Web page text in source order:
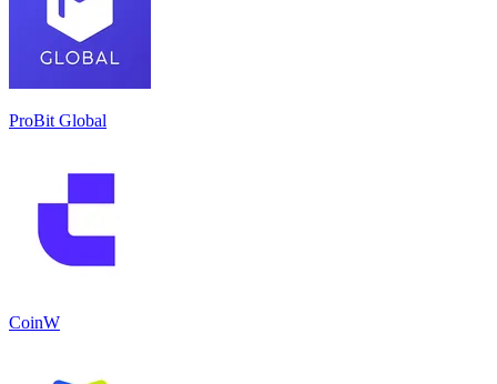
ProBit Global
CoinW